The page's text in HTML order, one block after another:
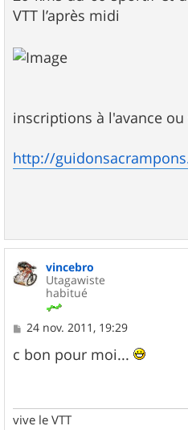
VTT l’après midi
inscriptions à l'avance
http://
vincebro
Utagawiste
habitué
M
s
s
24 nov. 2011, 19:29
c bon pour moi...
vive le VTT